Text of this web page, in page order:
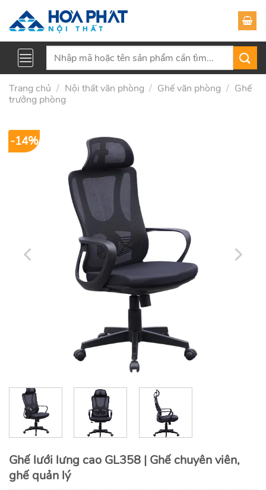
Tìm
Trang chủ / Nội thất văn phòng / Ghế văn phòng / Ghế
trưởng phòng
-14%
Ghế lưới lưng cao GL358 | Ghế chuyên viên,
ghế quản lý